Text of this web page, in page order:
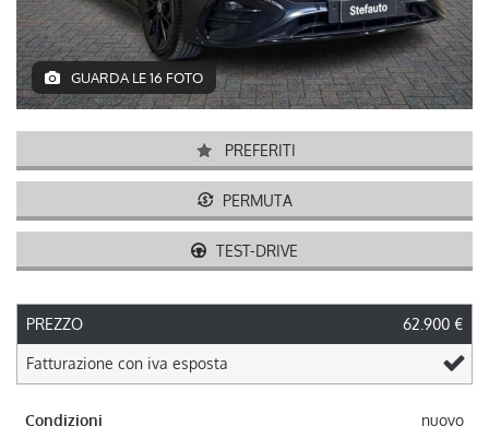
GUARDA LE 16 FOTO
PREFERITI
PERMUTA
TEST-DRIVE
PREZZO 62.900 €
Fatturazione con iva esposta
Condizioni nuovo